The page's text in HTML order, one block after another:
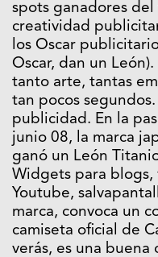
spots ganadores
creatividad
los Oscar
Oscar, dan un
tanto arte, tantas
tan pocos
publicidad. En la
junio 08, la marca
ganó un León
Widgets para blogs,
Youtube,
marca, convoca un
camiseta oficial de
verás, es una